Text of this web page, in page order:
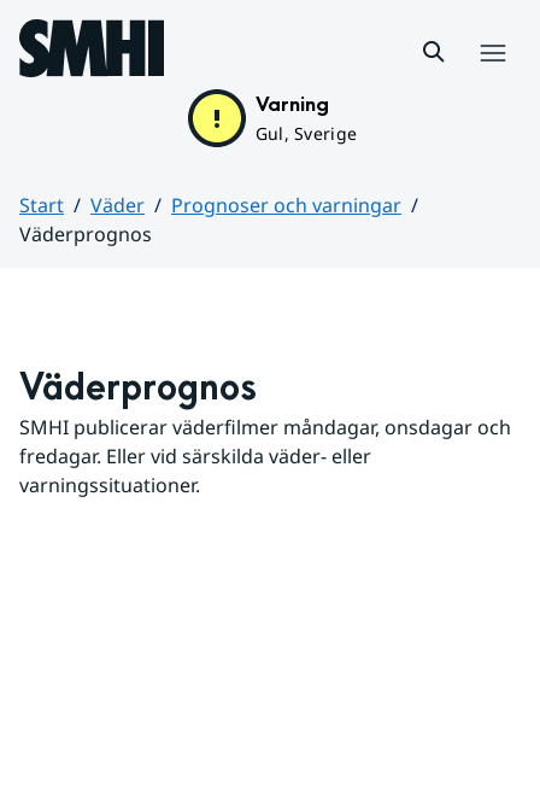
Hoppa till sidans innehåll
Varning
Gul, Sverige
Start Väder
Prognoser och varningar
Väderprognos
Väderprognos
SMHI publicerar väderfilmer måndagar, onsdagar och
fredagar. Eller vid särskilda väder- eller
varningssituationer.